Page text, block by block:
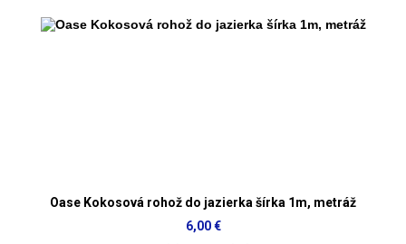
Oase Kokosová rohož do jazierka šírka 1m, metráž
6,00 €